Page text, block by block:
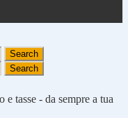
tasse - da sempre a tua